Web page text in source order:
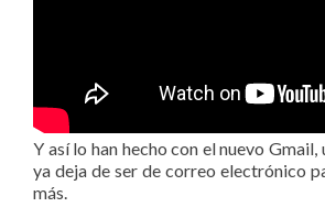
Y así lo han hecho con el nuevo
ya deja de ser de correo electrónico
más.